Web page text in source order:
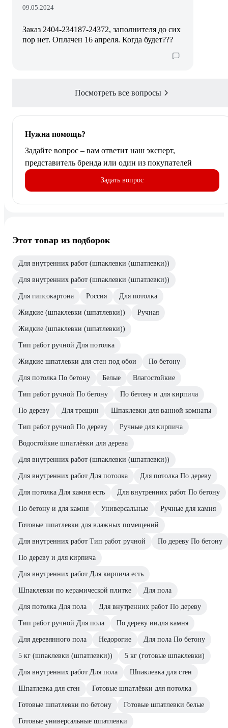
09.05.2024
Заказ 2404-234187-24372, заполнителя до сих
пор нет. Оплачен 16 апреля. Когда будет???
Посмотреть все вопросы
Нужна помощь?
Задайте вопрос – вам ответит наш эксперт,
представитель бренда или один из покупателей
Задать вопрос
Этот товар из подборок
Для внутренних работ (шпаклевки (шпатлевки))
Для внутренних работ (шпаклевки (шпатлевки))
Для гипсокартона Россия Для потолка
Жидкие (шпаклевки (шпатлевки)) Ручная
Жидкие (шпаклевки (шпатлевки))
Тип работ ручной Для потолка
Жидкие шпатлевки для стен под обои По бетону
Для потолка По бетону Белые Влагостойкие
Тип работ ручной По бетону По бетону и для кирпича
По дереву Для трещин Шпаклевки для ванной комнаты
Тип работ ручной По дереву Ручные для кирпича
Водостойкие шпатлёвки для дерева
Для внутренних работ (шпаклевки (шпатлевки))
Для внутренних работ Для потолка Для потолка По дереву
Для потолка Для камня есть Для внутренних работ По бетону
По бетону и для камня Универсальные Ручные для камня
Готовые шпатлевки для влажных помещений
Для внутренних работ Тип работ ручной По дереву По бетону
По дереву и для кирпича
Для внутренних работ Для кирпича есть
Шпаклевки по керамической плитке Для пола
Для потолка Для пола Для внутренних работ По дереву
Тип работ ручной Для пола По дереву иидля камня
Для деревянного пола Недорогие Для пола По бетону
5 кг (шпаклевки (шпатлевки)) 5 кг (готовые шпаклевки)
Для внутренних работ Для пола Шпаклевка для стен
Шпатлевка для стен Готовые шпатлёвки для потолка
Готовые шпатлевки по бетону Готовые шпатлевки белые
Готовые универсальные шпатлевки